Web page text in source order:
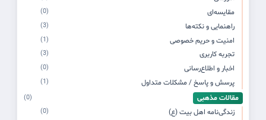
مقایسه‌ای (0)
راهنمایی و نکته‌ها (3)
امنیت و حریم خصوصی (1)
تجربه کاربری (3)
اخبار و اطلاع‌رسانی (0)
پرسش و پاسخ / مشکلات متداول (1)
مقالات مذهبی (0)
زندگی‌نامه اهل بیت (ع) (0)